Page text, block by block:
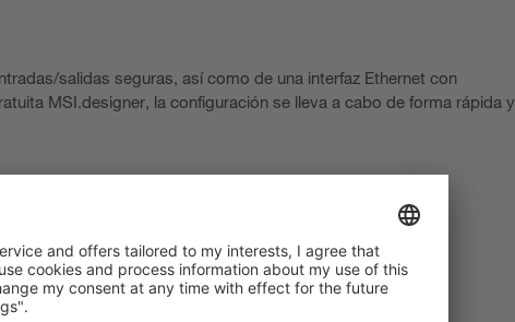
salidas seguras, así como de una interfaz Ethernet con
MSI.designer, la configuración se lleva a cabo de forma rápida y